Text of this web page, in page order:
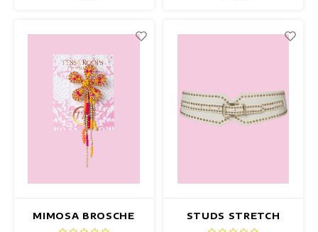
MIMOSA BROSCHE
STUDS STRETCH
GÜRTEL WEISS